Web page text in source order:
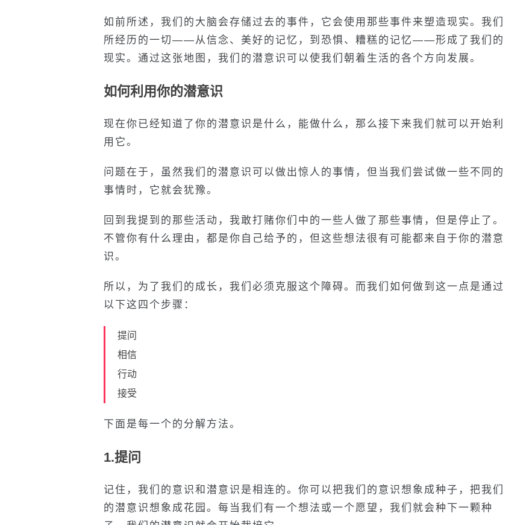
如前所述，我们的大脑会存储过去的事件，它会使用那些事件来塑造现实。我们
所经历的一切——从信念、美好的记忆，到恐惧、糟糕的记忆——形成了我们的
现实。通过这张地图，我们的潜意识可以使我们朝着生活的各个方向发展。
如何利用你的潜意识
现在你已经知道了你的潜意识是什么，能做什么，那么接下来我们就可以开始利
用它。
问题在于，虽然我们的潜意识可以做出惊人的事情，但当我们尝试做一些不同的
事情时，它就会犹豫。
回到我提到的那些活动，我敢打赌你们中的一些人做了那些事情，但是停止了。
不管你有什么理由，都是你自己给予的，但这些想法很有可能都来自于你的潜意
识。
所以，为了我们的成长，我们必须克服这个障碍。而我们如何做到这一点是通过
以下这四个步骤：
提问
相信
行动
接受
下面是每一个的分解方法。
1.提问
记住，我们的意识和潜意识是相连的。你可以把我们的意识想象成种子，把我们
的潜意识想象成花园。每当我们有一个想法或一个愿望，我们就会种下一颗种